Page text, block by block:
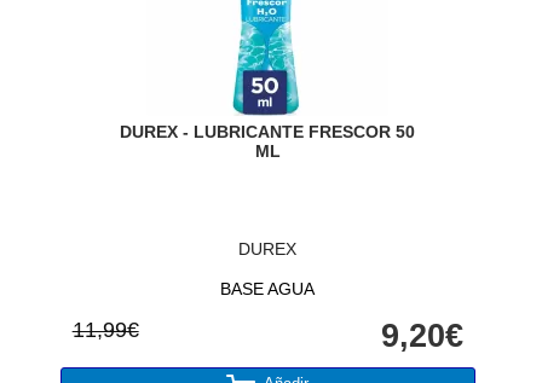
DUREX - LUBRICANTE FRESCOR 50
ML
DUREX
BASE AGUA
11,99€ 9,20€